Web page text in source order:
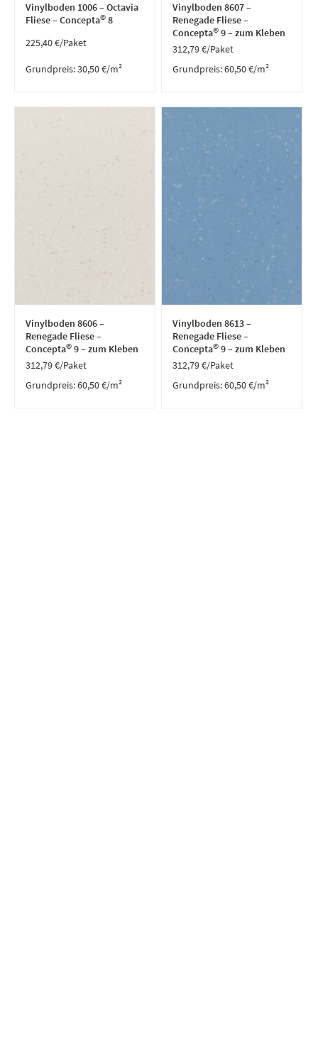
Vinylboden 1006 – Octavia
Fliese – Concepta© 8
225,40€/Paket
Grundpreis:30,50€/m²
Vinylboden 8607 –
Renegade Fliese –
Concepta© 9 – zum Kleben
312,79€/Paket
Grundpreis:60,50€/m²
Vinylboden 8606 –
Renegade Fliese –
Concepta© 9 – zum Kleben
312,79€/Paket
Grundpreis:60,50€/m²
Vinylboden 8613 –
Renegade Fliese –
Concepta© 9 – zum Kleben
312,79€/Paket
Grundpreis:60,50€/m²